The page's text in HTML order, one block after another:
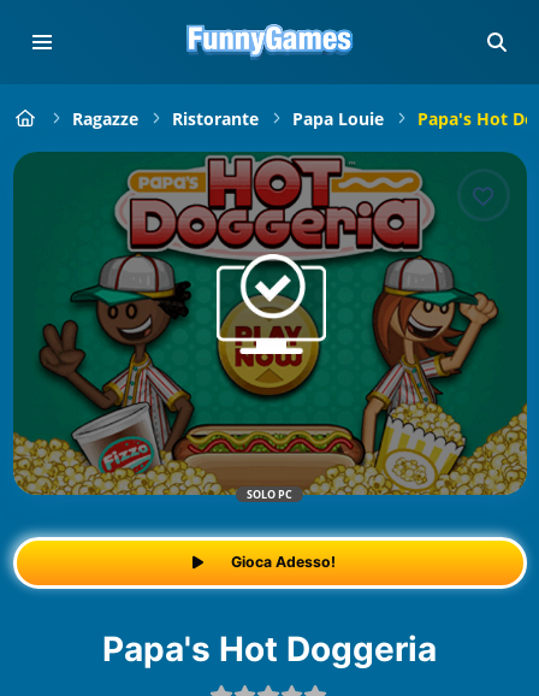
Ragazze Ristorante Papa Louie Papa's Hot
SOLO PC
Gioca Adesso!
Papa's Hot Doggeria